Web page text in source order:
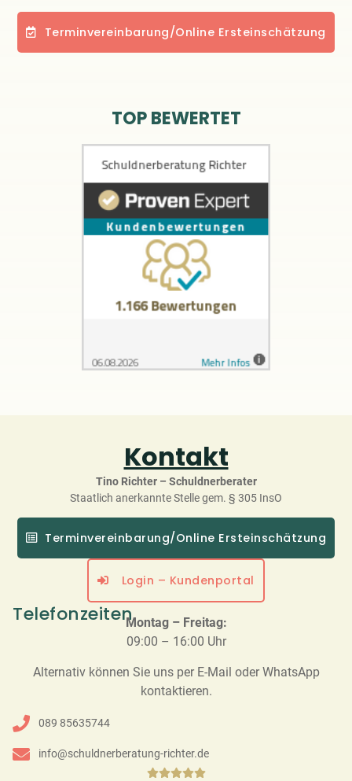
Terminvereinbarung/Online Ersteinschätzung
TOP BEWERTET
Kontakt
Tino Richter – Schuldnerberater
Staatlich anerkannte Stelle gem. § 305 InsO
Terminvereinbarung/Online Ersteinschätzung
Login – Kundenportal
TelefonzeitenMontag – Freitag:
09:00 – 16:00 Uhr
Alternativ können Sie uns per E-Mail oder WhatsApp
kontaktieren.
089 85635744
info@schuldnerberatung-richter.de